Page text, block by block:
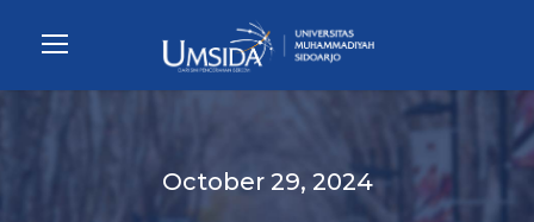
October 29, 2024